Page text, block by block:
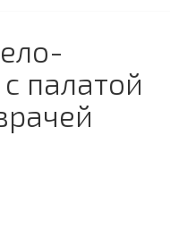
палатой